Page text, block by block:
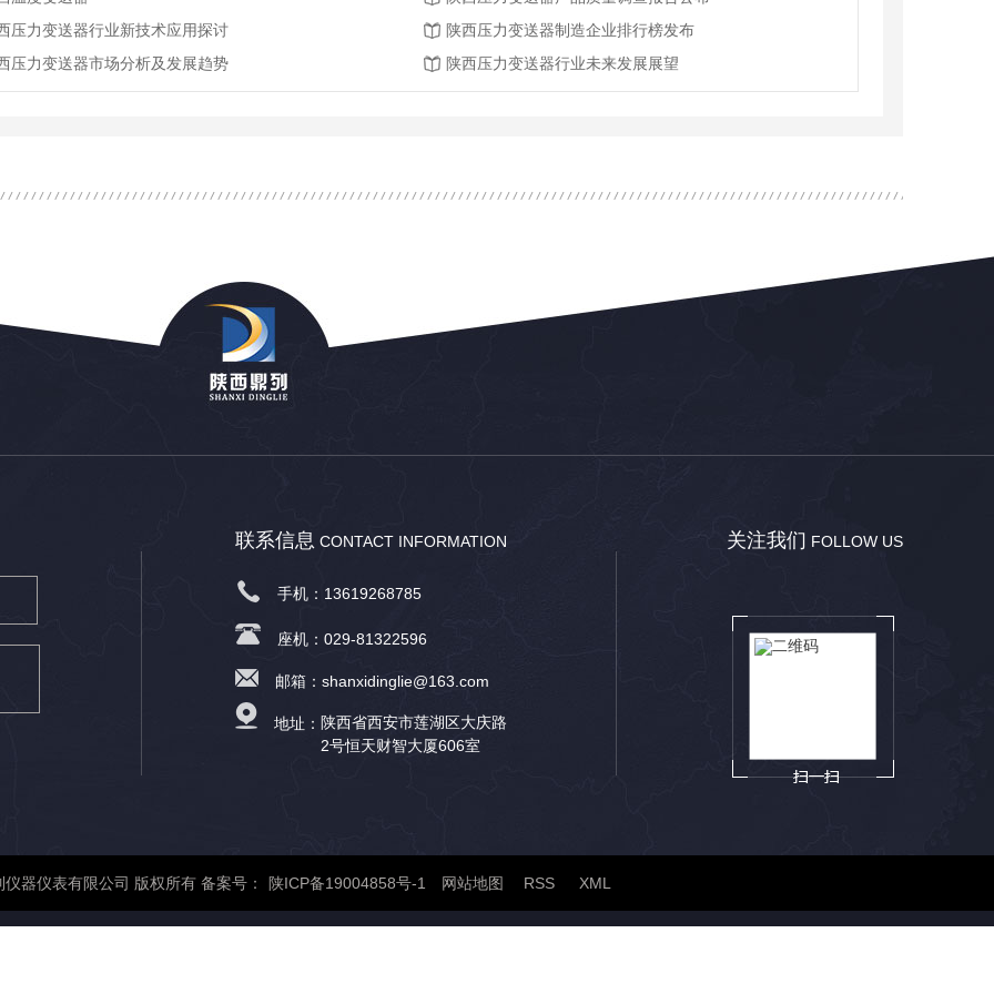
压力变送器行业新技术应用探讨
陕西压力变送器制造企业排行榜发布
压力变送器市场分析及发展趋势
陕西压力变送器行业未来发展展望
联系信息 CONTACT INFORMATION
手机：13619268785
座机：029-81322596
邮箱：shanxidinglie@163.com
地址： 陕西省西安市莲湖区大庆路
2号恒天财智大厦606室
关注我们 FOLLOW US
器仪表有限公司 版权所有 备案号： 陕ICP备19004858号-1 网站地图 RSS XML